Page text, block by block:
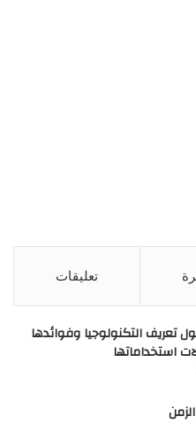
تعليقات
تعريف التكنولوجيا وفوائدها
استخداماتها